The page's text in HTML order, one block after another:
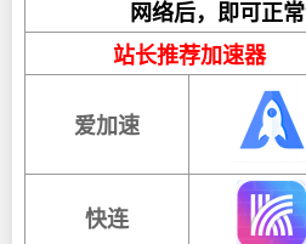
网络后，即可正常
站长推荐加速器
爱加速
快连